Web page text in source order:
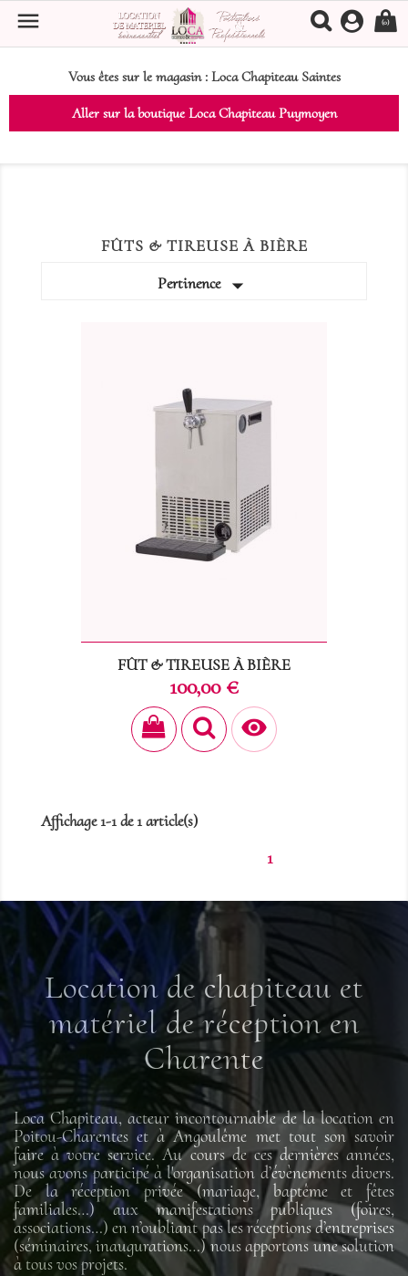
Vous êtes sur le magasin :Loca Chapiteau Saintes
Aller sur la boutique Loca Chapiteau Puymoyen
 (0)
FÛTS & TIREUSE À BIÈRE
Pertinence 
FÛT & TIREUSE À BIÈRE
Prix
100,00 €

Affichage 1-1 de 1 article(s)
1
Location de chapiteau et
matériel de réception en
Charente
Loca Chapiteau, acteur incontournable de la location en
Poitou-Charentes et à Angoulême met tout son savoir
faire à votre service. Au cours de ces dernières années,
nous avons participé à l'organisation d’évènements divers.
De la réception privée (mariage, baptême et fêtes
familiales…) aux manifestations publiques (foires,
associations…) en n’oubliant pas les réceptions d’entreprises
(séminaires, inaugurations…) nous apportons une solution
à tous vos projets.